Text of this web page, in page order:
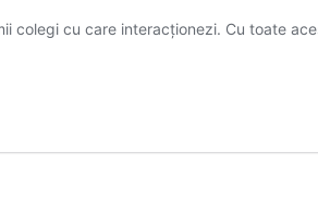
colegi cu care interacționezi. Cu toate